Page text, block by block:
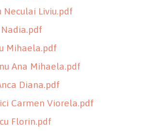
Neculai Liviu.pdf
Mihaela.pdf
Ana Mihaela.pdf
Diana.pdf
Carmen Viorela.pdf
Florin.pdf